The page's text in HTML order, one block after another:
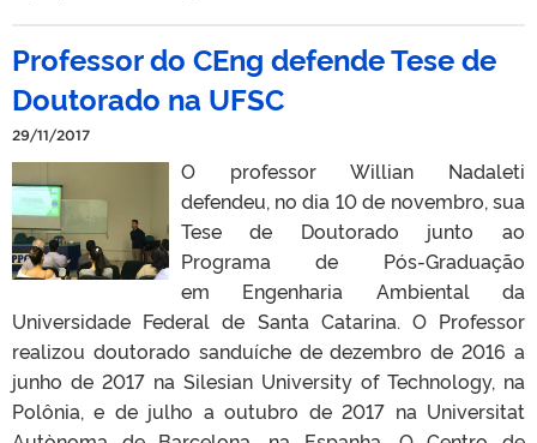
Professor do CEng defende Tese de
Doutorado na UFSC
29/11/2017
O professor Willian Nadaleti
defendeu, no dia 10 de novembro, sua
Tese de Doutorado junto ao
Programa de Pós-Graduação
em Engenharia Ambiental da
Universidade Federal de Santa Catarina. O Professor
realizou doutorado sanduíche de dezembro de 2016 a
junho de 2017 na Silesian University of Technology, na
Polônia, e de julho a outubro de 2017 na Universitat